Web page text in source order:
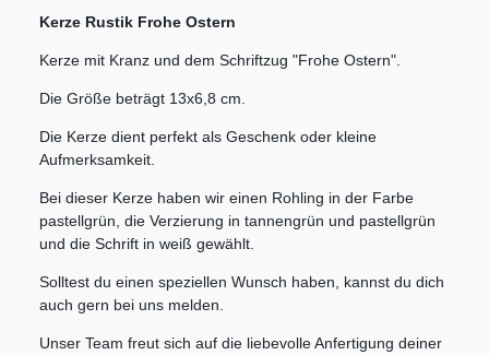
Kerze Rustik Frohe Ostern
Kerze mit Kranz und dem Schriftzug "Frohe Ostern".
Die Größe beträgt 13x6,8 cm.
Die Kerze dient perfekt als Geschenk oder kleine
Aufmerksamkeit.
Bei dieser Kerze haben wir einen Rohling in der Farbe
pastellgrün, die Verzierung in tannengrün und pastellgrün
und die Schrift in weiß gewählt.
Solltest du einen speziellen Wunsch haben, kannst du dich
auch gern bei uns melden.
Unser Team freut sich auf die liebevolle Anfertigung deiner